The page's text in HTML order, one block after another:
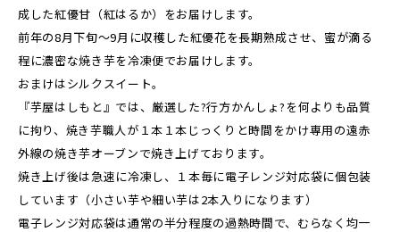
成した紅優甘（紅はるか）をお届けします。
前年の8月下旬～9月に収穫した紅優花を長期熟成させ、蜜が滴る
程に濃密な焼き芋を冷凍便でお届けします。
おまけはシルクスイート。
『芋屋はしもと』では、厳選した?行方かんしょ?を何よりも品質
に拘り、焼き芋職人が１本１本じっくりと時間をかけ専用の遠赤
外線の焼き芋オーブンで焼き上げております。
焼き上げ後は急速に冷凍し、１本毎に電子レンジ対応袋に個包装
しています（小さい芋や細い芋は2本入りになります）
電子レンジ対応袋は通常の半分程度の過熱時間で、むらなく均一